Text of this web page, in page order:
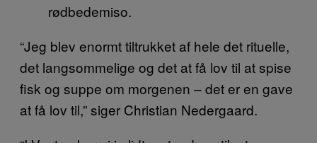
rødbedemiso.
“Jeg blev enormt tiltrukket af hele det rituelle,
det langsommelige og det at få lov til at spise
fisk og suppe om morgenen – det er en gave
at få lov til,” siger Christian Nedergaard.